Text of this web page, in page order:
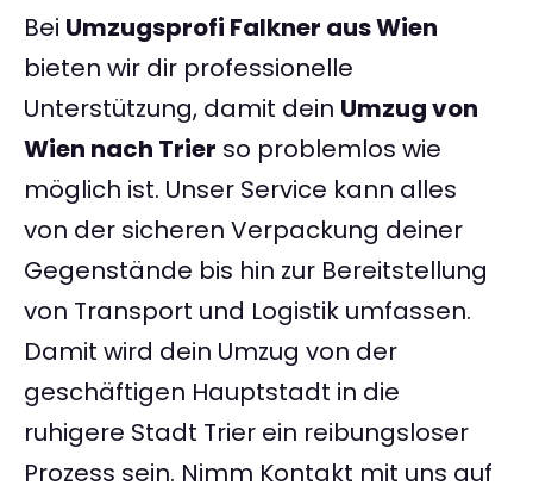
Bei Umzugsprofi Falkner aus Wien
bieten wir dir professionelle
Unterstützung, damit dein Umzug von
Wien nach Trier so problemlos wie
möglich ist. Unser Service kann alles
von der sicheren Verpackung deiner
Gegenstände bis hin zur Bereitstellung
von Transport und Logistik umfassen.
Damit wird dein Umzug von der
geschäftigen Hauptstadt in die
ruhigere Stadt Trier ein reibungsloser
Prozess sein. Nimm Kontakt mit uns auf